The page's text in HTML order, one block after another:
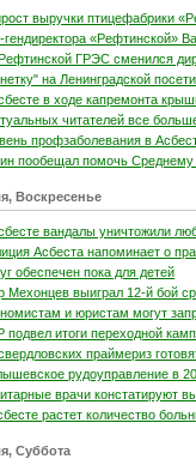
выручки птицефабрики
гендиректора «Рефтинской»
ГРЭС сменился
на Ленинградской
в ходе капремонта
читателей все
профзаболевания в
пообещал помочь
Воскресенье
вандалы уничтожили
Асбеста напоминает о
обеспечен пока для детей
Мехонцев выиграл 12-й бой
и юристам могут
подвел итоги переходной
праймериз
рудоуправление в
врачи констатируют
растет количество
Суббота